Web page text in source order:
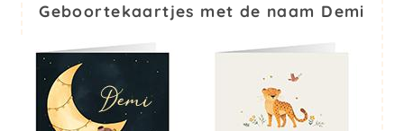
Geboortekaartjes met de naam Demi